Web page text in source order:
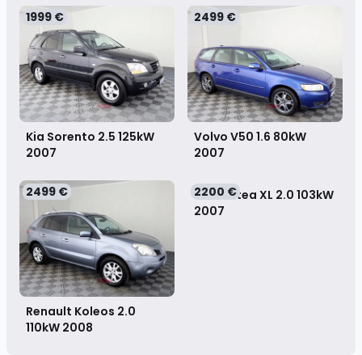
1999 €
Kia Sorento 2.5 125kW
2007
2499 €
Volvo V50 1.6 80kW
2007
2499 €
Renault Koleos 2.0
110kW 2008
2200 €
SEAT Altea XL 2.0 103kW
2007